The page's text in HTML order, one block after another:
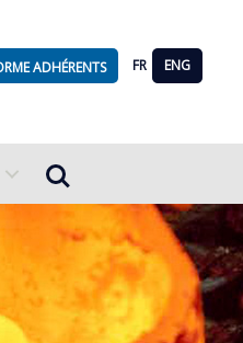
ADHÉRENTS FR ENG
Rechercher...